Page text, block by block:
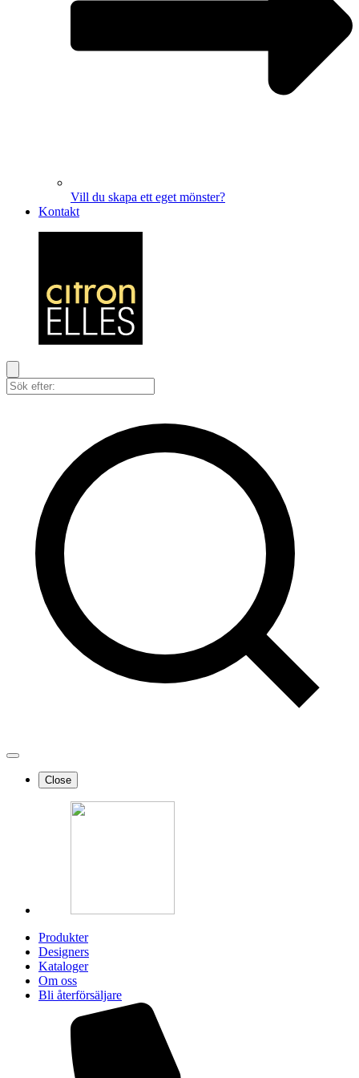
Vill du skapa ett eget mönster?
Kontakt
Close
Produkter
Designers
Kataloger
Om oss
Bli återförsäljare